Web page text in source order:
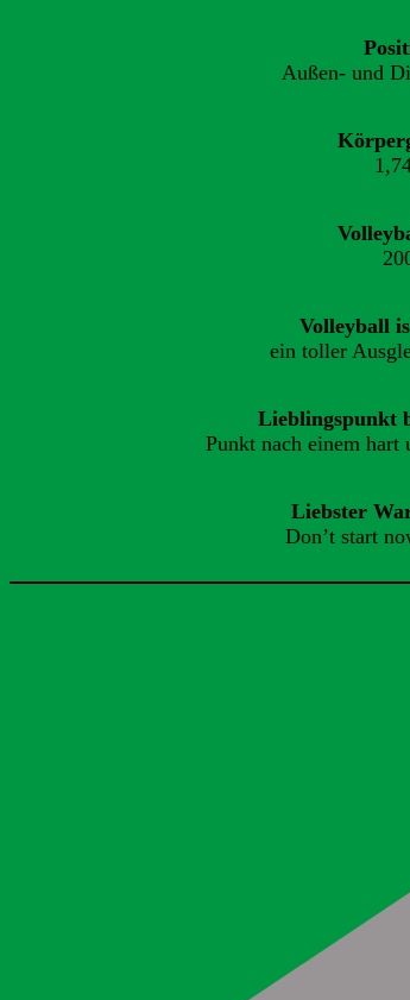
Außen- und
Volleyball
ein toller
Lieblingspunkt
Punkt nach einem
Liebster
Don’t start